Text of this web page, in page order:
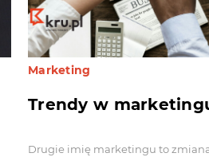
Marketing
Trendy w
Drugie imię marketingu to